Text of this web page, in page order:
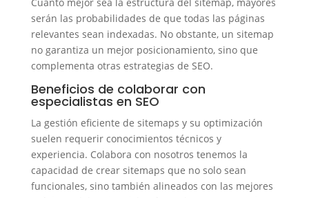
serán las probabilidades de que todas las páginas
relevantes sean indexadas. No obstante, un sitemap
no garantiza un mejor posicionamiento, sino que
complementa otras estrategias de SEO.
Beneficios de colaborar con
especialistas en SEO
La gestión eficiente de sitemaps y su optimización
suelen requerir conocimientos técnicos y
experiencia. Colabora con nosotros tenemos la
capacidad de crear sitemaps que no solo sean
funcionales, sino también alineados con las mejores